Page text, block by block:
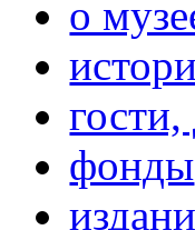
о
гости,
фонды